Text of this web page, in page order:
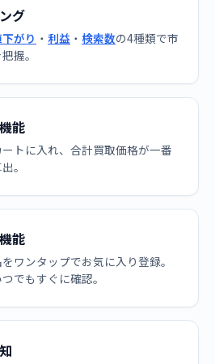
グ
がり ・ 利益 ・ 検索数の4種類で市
握。
能
トに入れ、合計買取価格が一番
。
能
ワンタップでお気に入り登録。
でもすぐに確認。